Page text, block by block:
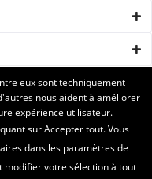
eux sont techniquement
nous aident à améliorer
expérience utilisateur.
sur Accepter tout. Vous
dans les paramètres de
modifier votre sélection à tout